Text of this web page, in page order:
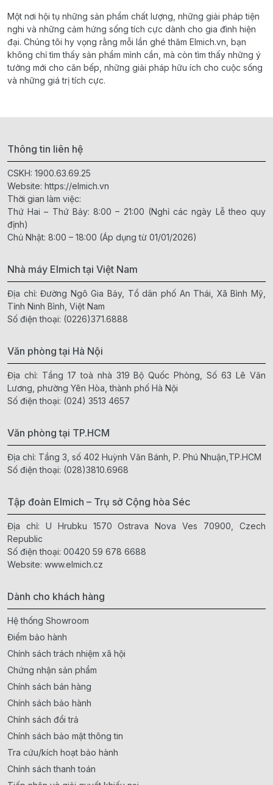
Một nơi hội tụ những sản phẩm chất lượng, những giải pháp tiện
nghi và những cảm hứng sống tích cực dành cho gia đình hiện
đại. Chúng tôi hy vọng rằng mỗi lần ghé thăm Elmich.vn, bạn
không chỉ tìm thấy sản phẩm mình cần, mà còn tìm thấy những ý
tưởng mới cho căn bếp, những giải pháp hữu ích cho cuộc sống
và những giá trị tích cực.
Thông tin liên hệ
CSKH: 1900.63.69.25
Website: https://elmich.vn
Thời gian làm việc:
Thứ Hai – Thứ Bảy: 8:00 – 21:00 (Nghỉ các ngày Lễ theo quy
định)
Chủ Nhật: 8:00 – 18:00 (Áp dụng từ 01/01/2026)
Nhà máy Elmich tại Việt Nam
Địa chỉ: Đường Ngô Gia Bảy, Tổ dân phố An Thái, Xã Bình Mỹ,
Tỉnh Ninh Bình, Việt Nam
Số điện thoại: (0226)371.6888
Văn phòng tại Hà Nội
Địa chỉ: Tầng 17 toà nhà 319 Bộ Quốc Phòng, Số 63 Lê Văn
Lương, phường Yên Hòa, thành phố Hà Nội
Số điện thoại: (024) 3513 4657
Văn phòng tại TP.HCM
Địa chỉ: Tầng 3, số 402 Huỳnh Văn Bánh, P. Phú Nhuận,TP.HCM
Số điện thoại: (028)3810.6968
Tập đoàn Elmich – Trụ sở Cộng hòa Séc
Địa chỉ: U Hrubku 1570 Ostrava Nova Ves 70900, Czech
Republic
Số điện thoại: 00420 59 678 6688
Website: www.elmich.cz
Dành cho khách hàng
Hệ thống Showroom
Điểm bảo hành
Chính sách trách nhiệm xã hội
Chứng nhận sản phẩm
Chính sách bán hàng
Chính sách bảo hành
Chính sách đổi trả
Chính sách bảo mật thông tin
Tra cứu/kích hoạt bảo hành
Chính sách thanh toán